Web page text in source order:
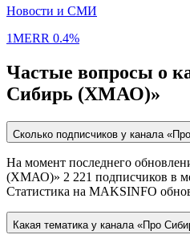
Новости и СМИ
1MERR 0.4%
Частые вопросы о
Сибирь (ХМАО)»
Сколько подписчиков у канала
На момент последнего
(ХМАО)» 2 221 подписчиков в
Статистика на MAKSINFO
Какая тематика у канала «Про